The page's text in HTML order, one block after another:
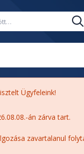
Ügyfeleink!
án zárva tart.
zavartalanul